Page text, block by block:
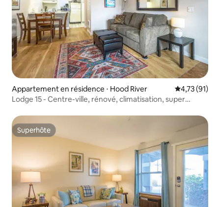
Appartement en résidence ⋅ Hood River Évaluation
4,73 (91)
Lodge 15 - Centre-ville, rénové, climatisation, super
Superhôte
Superhôte